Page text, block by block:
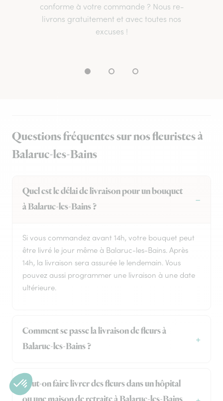
conforme à votre commande ? Nous re-
livrons gratuitement et avec toutes nos
excuses !
Questions fréquentes sur nos fleuristes à
Balaruc-les-Bains
Quel est le délai de livraison pour un bouquet
à Balaruc-les-Bains ?
Si vous commandez avant 14h, votre bouquet peut
être livré le jour même à Balaruc-les-Bains. Après
14h, la livraison sera assurée le lendemain. Vous
pouvez aussi programmer une livraison à une date
ultérieure.
Comment se passe la livraison de fleurs à
Balaruc-les-Bains ?
Peut-on faire livrer des fleurs dans un hôpital